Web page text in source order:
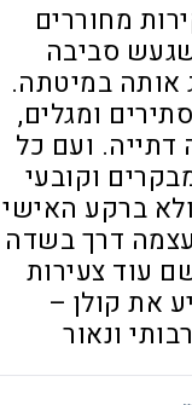
מחוררים
סביבה
אותה במיטתה.
ומגלים,
ועם כל
וקובעי
ברקע האישי
דרך בשדה
עוד צעירות
את קולן –
ונאור